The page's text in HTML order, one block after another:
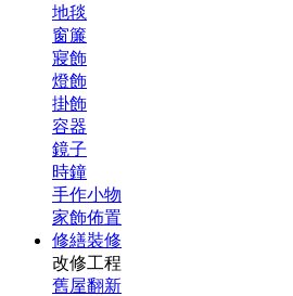
地毯
窗簾
寢飾
燈飾
掛飾
容器
鏡子
時鐘
手作小物
家飾佈置
修繕裝修
改修工程
舊屋翻新